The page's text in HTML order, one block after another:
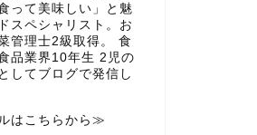
って美味しい」と魅
スペシャリスト。お
管理士2級取得。 食
品業界10年生 2児の
してブログで発信し
はこちらから≫